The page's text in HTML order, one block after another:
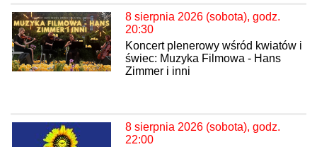
8 sierpnia 2026 (sobota), godz.
20:30
Koncert plenerowy wśród kwiatów i
świec: Muzyka Filmowa - Hans
Zimmer i inni
8 sierpnia 2026 (sobota), godz.
22:00